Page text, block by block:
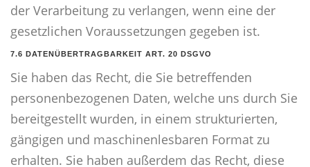
der Verarbeitung zu verlangen, wenn eine der
gesetzlichen Voraussetzungen gegeben ist.
7.6 DATENÜBERTRAGBARKEIT ART. 20 DSGVO
Sie haben das Recht, die Sie betreffenden
personenbezogenen Daten, welche uns durch Sie
bereitgestellt wurden, in einem strukturierten,
gängigen und maschinenlesbaren Format zu
erhalten. Sie haben außerdem das Recht, diese